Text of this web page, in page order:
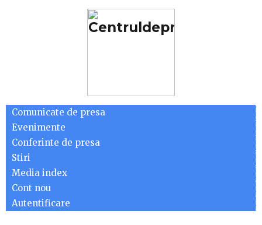
Comunicate de presa
Evenimente
Conferinte de presa
Stiri
Media index
Cont nou
Autentificare